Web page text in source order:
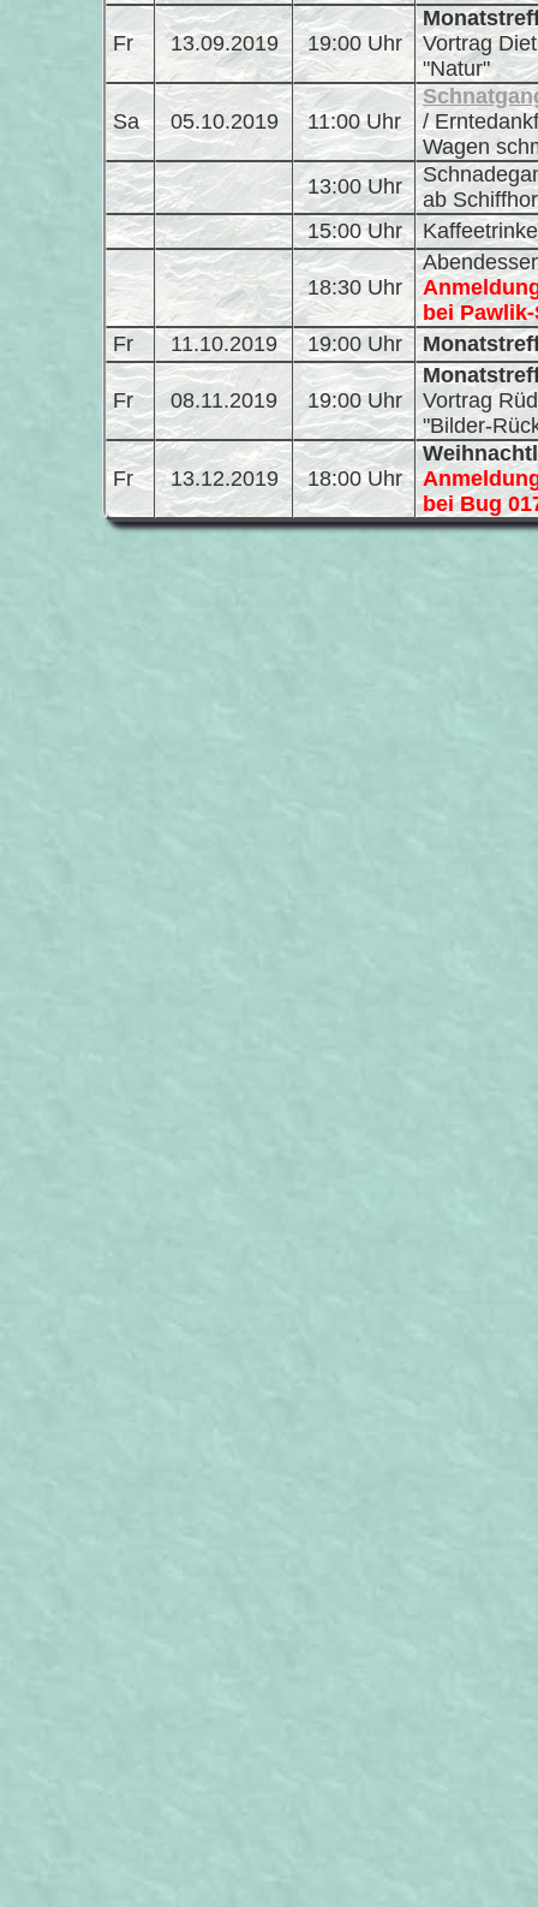
Fr 13.09.2019 19:00 Uhr
Vortrag
"Natur"
Sa 05.10.2019 11:00 Uhr
/
Wagen
13:00 Uhr
ab
15:00 Uhr
18:30 Uhr
bei
Fr
11.10.2019 19:00 Uhr
Fr 08.11.2019 19:00 Uhr
Vortrag
"Bilder-
Fr 13.12.2019 18:00 Uhr
bei Bug